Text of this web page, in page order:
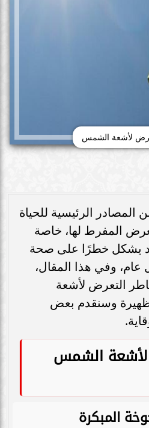
لأشعة الشمس
الرئيسية للحياة
المفرط لها، خاصة
قد يشكل خطرًا على صحة
وفي هذا المقال،
التعرض لأشعة
وسنقدم بعض
لأشعة الشمس
المبكرة